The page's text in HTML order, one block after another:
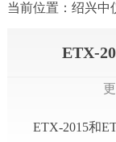
当前位置： 绍兴中
ETX-
ETX-2015和